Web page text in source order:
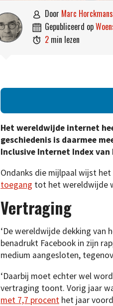
 door Marc Horckmans
 gepubliceerd op
 2 min lezen
Het wereldwijde internet
geschiedenis is daarmee
Inclusive Internet Index
Ondanks die mijlpaal wijst
toegang tot het wereldwijde
Vertraging
‘De wereldwijde dekking van
benadrukt Facebook in zijn
medium aangesloten,
‘Daarbij moet echter wel
vertraging toont. Vorig jaar
met 7,7 procent het jaar